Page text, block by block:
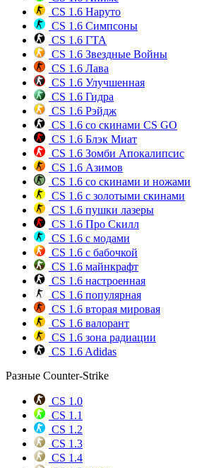
CS 1.6 Наруто
CS 1.6 Симпсоны
CS 1.6 ГТА
CS 1.6 Звездные Войны
CS 1.6 Лава
CS 1.6 Улучшенная
CS 1.6 Гидра
CS 1.6 Рэйдж
CS 1.6 со скинами CS GO
CS 1.6 Блэк Миат
CS 1.6 Зомби Апокалипсис
CS 1.6 Азимов
CS 1.6 со скинами и ножами
CS 1.6 с золотыми скинами
CS 1.6 пушки лазеры
CS 1.6 Про Скилл
CS 1.6 с модами
CS 1.6 с бабочкой
CS 1.6 майнкрафт
CS 1.6 настроенная
CS 1.6 популярная
CS 1.6 вторая мировая
CS 1.6 валорант
CS 1.6 зона радиации
CS 1.6 Adidas
Разные Counter-Strike
CS 1.0
CS 1.1
CS 1.2
CS 1.3
CS 1.4